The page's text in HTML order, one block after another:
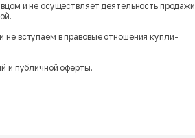
и не осуществляет деятельность продажи
вступаем в правовые отношения купли-
и публичной оферты.